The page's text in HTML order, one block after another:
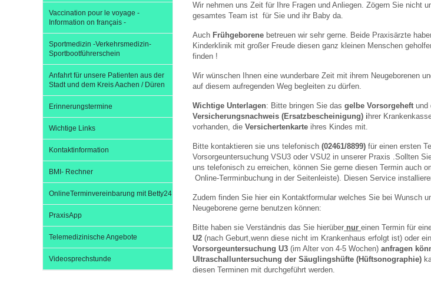
Vorsorge- und Impferinnerung
Entwicklungskalender
Broschüren und Informationsflyer
Familienzeit gesund gestalten
U0-Vorsorge
Vaccination pour le voyage -
Information on français -
Sportmedizin -Verkehrsmedizin-
Sportbootführerschein
Anfahrt für unsere Patienten aus der
Stadt und dem Kreis Aachen / Düren
Erinnerungstermine
Wichtige Links
Kontaktinformation
BMI- Rechner
OnlineTerminvereinbarung mit Betty24
PraxisApp
Telemedizinische Angebote
Videosprechstunde
Wir nehmen uns Zeit für Ihre Fragen und Anliegen. Zögern Sie nicht
gesamtes Team ist für Sie und ihr Baby da.
Auch Frühgeborene betreuen wir sehr gerne. Beide Praxisärzte
Kinderklinik mit großer Freude diesen ganz kleinen Menschen
finden !
Wir wünschen Ihnen eine wunderbare Zeit mit ihrem Neugeborenen
auf diesem aufregenden Weg begleiten zu dürfen.
Wichtige Unterlagen: Bitte bringen Sie das gelbe Vorsorgeheft und
Versicherungsnachweis (Ersatzbescheinigung) i hrer
vorhanden, die Versichertenkarte ihres Kindes mit.
Bitte kontaktieren sie uns telefonisch (02461/8899) für einen ersten
Vorsorgeuntersuchung VSU3 oder VSU2 in unserer Praxis .Sollten
uns telefonisch zu erreichen, können Sie gerne diesen Termin auch
Online-Terrminbuchung in der Seitenleiste). Diesen Service
Zudem finden Sie hier ein Kontaktformular welches Sie bei Wunsch
Neugeborene gerne benutzen können:
Bitte haben sie Verständnis das Sie hierüber nur einen Termin für
U2 (nach Geburt,wenn diese nicht im Krankenhaus erfolgt ist) oder
Vorsorgeuntersuchung U3 (im Alter von 4-5 Wochen) anfragen
Ultraschalluntersuchung der Säuglingshüfte (Hüftsonographie)
diesen Terminen mit durchgeführt werden.